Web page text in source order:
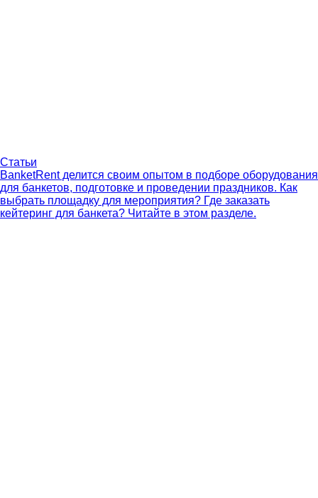
Статьи
BanketRent делится своим опытом в подборе оборудования
для банкетов, подготовке и проведении праздников. Как
выбрать площадку для мероприятия? Где заказать
кейтеринг для банкета? Читайте в этом разделе.